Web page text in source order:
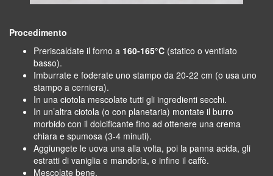
Procedimento
Preriscaldate il forno a 160-165°C (statico o ventilato
basso).
Imburrate e foderate uno stampo da 20-22 cm (o usa uno
stampo a cerniera).
In una ciotola mescolate tutti gli ingredienti secchi.
In un’altra ciotola (o con planetaria) montate il burro
morbido con il dolcificante fino ad ottenere una crema
chiara e spumosa (3-4 minuti).
Aggiungete le uova una alla volta, poi la panna acida, gli
estratti di vaniglia e mandorla, e infine il caffè.
Mescolate bene.